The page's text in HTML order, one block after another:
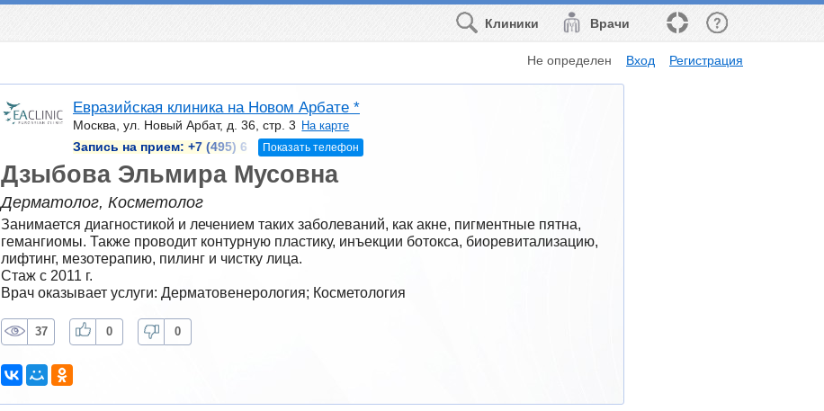
Врачи
Клиники
Не определен Вход Регистрация
Евразийская клиника на Новом Арбате *
Москва, ул. Новый Арбат, д. 36, стр. 3 На карте
Запись на прием: +7 (495) 6 Показать телефон
Дзыбова Эльмира Мусовна
Дерматолог, Косметолог
Занимается диагностикой и лечением таких заболеваний, как акне, пигментные пятна,
гемангиомы. Также проводит контурную пластику, инъекции ботокса, биоревитализацию,
лифтинг, мезотерапию, пилинг и чистку лица.
Стаж с 2011 г.
Врач оказывает услуги: Дерматовенерология; Косметология
37 0 0